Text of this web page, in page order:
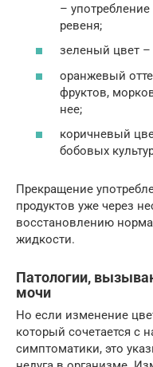
–
ревеня;
зеленый цвет –
оранжевый
фруктов,
нее;
коричневый
бобовых
Прекращение
продуктов уже через
восстановлению
жидкости.
Патологии,
мочи
Но если изменение
который сочетается с
симптоматики, это